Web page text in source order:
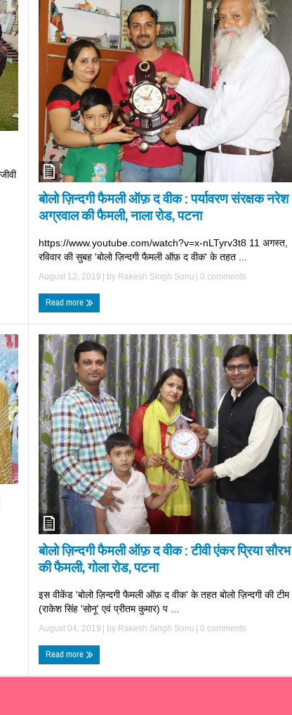
बोलो ज़िन्दगी फैमली ऑफ़ द वीक : पर्यावरण संरक्षक नरेश
अग्रवाल की फैमली, नाला रोड, पटना
https://www.youtube.com/watch?v=x-nLTyrv3t8 11 अगस्त,
रविवार की सुबह 'बोलो ज़िन्दगी फैमली ऑफ़ द वीक' के तहत ...
August 12, 2019 | by Rakesh Singh Sonu 0 comments
Read more
बोलो ज़िन्दगी फैमली ऑफ़ द वीक : टीवी एंकर प्रिया सौरभ
की फैमली, गोला रोड, पटना
इस वीकेंड 'बोलो ज़िन्दगी फैमली ऑफ़ द वीक' के तहत बोलो ज़िन्दगी की टीम
(राकेश सिंह 'सोनू' एवं प्रीतम कुमार) प ...
August 04, 2019 | by Rakesh Singh Sonu 0 comments
Read more